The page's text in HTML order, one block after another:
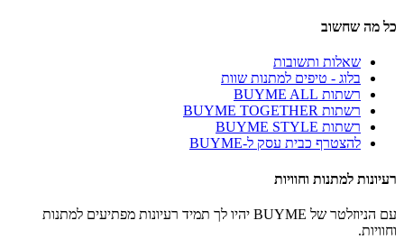
כל מה שחשוב
שאלות ותשובות
בלוג - טיפים למתנות שוות
רשתות BUYME ALL
רשתות BUYME TOGETHER
רשתות BUYME STYLE
להצטרף כבית עסק ל-BUYME
רעיונות למתנות וחוויות
עם הניוזלטר של BUYME יהיו לך תמיד רעיונות מפתיעים למתנות
וחוויות.